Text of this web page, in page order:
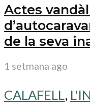
Actes
de la seva
1 setmana ago
CALAFELL ,